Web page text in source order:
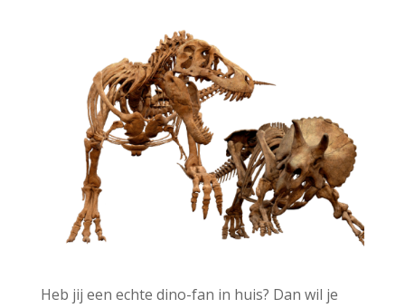
Heb jij een echte dino-fan in huis? Dan wil je